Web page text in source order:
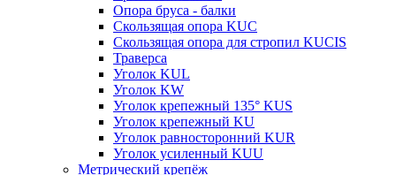
Опора бруса - балки
Скользящая опора KUC
Скользящая опора для стропил KUCIS
Траверса
Уголок KUL
Уголок KW
Уголок крепежный 135° KUS
Уголок крепежный KU
Уголок равносторонний KUR
Уголок усиленный KUU
Метрический крепёж